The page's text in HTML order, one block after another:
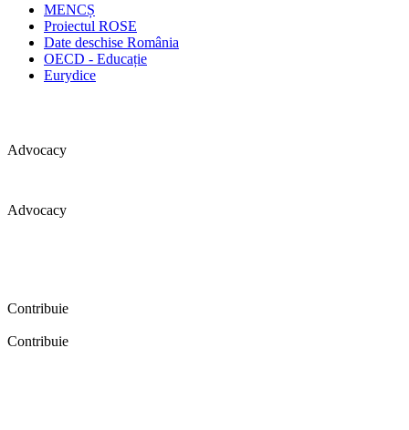
MENCȘ
Proiectul ROSE
Date deschise România
OECD - Educație
Eurydice
Advocacy
Advocacy
Contribuie
Contribuie